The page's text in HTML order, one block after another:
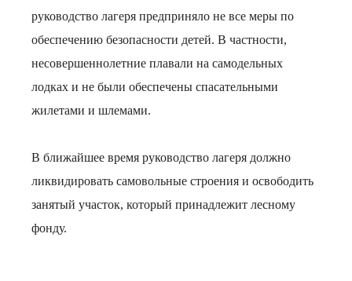
руководство лагеря предприняло не все меры по
обеспечению безопасности детей. В частности,
несовершеннолетние плавали на самодельных
лодках и не были обеспечены спасательными
жилетами и шлемами.
В ближайшее время руководство лагеря должно
ликвидировать самовольные строения и освободить
занятый участок, который принадлежит лесному
фонду.